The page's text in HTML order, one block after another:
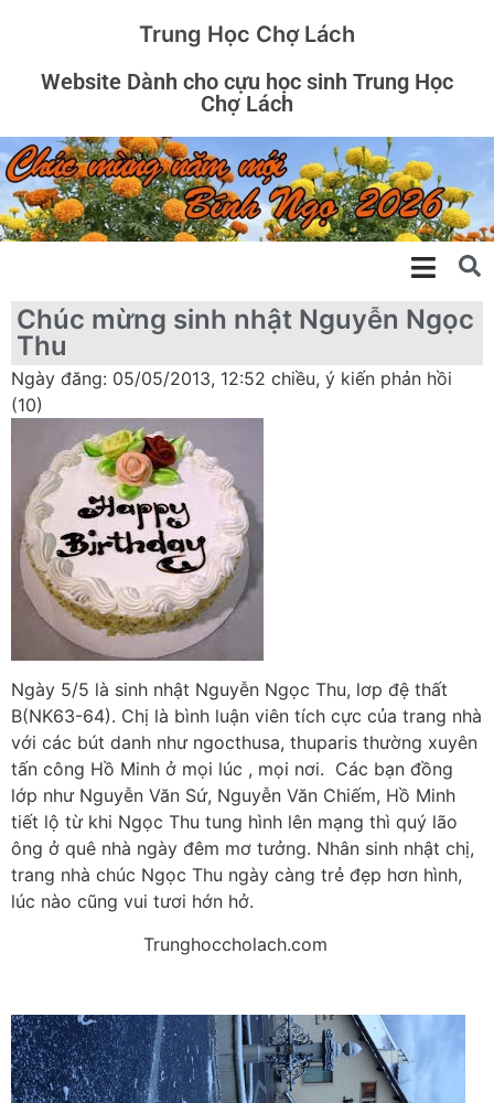
Trung Học Chợ Lách
Website Dành cho cựu học sinh Trung Học
Chợ Lách
Chúc mừng sinh nhật Nguyễn Ngọc
Thu
Ngày đăng: 05/05/2013, 12:52 chiều, ý kiến phản hồi
(10)
Ngày 5/5 là sinh nhật Nguyễn Ngọc Thu, lơp đệ thất
B(NK63-64). Chị là bình luận viên tích cực của trang nhà
với các bút danh như ngocthusa, thuparis thường xuyên
tấn công Hồ Minh ở mọi lúc , mọi nơi. Các bạn đồng
lớp như Nguyễn Văn Sứ, Nguyễn Văn Chiếm, Hồ Minh
tiết lộ từ khi Ngọc Thu tung hình lên mạng thì quý lão
ông ở quê nhà ngày đêm mơ tưởng. Nhân sinh nhật chị,
trang nhà chúc Ngọc Thu ngày càng trẻ đẹp hơn hình,
lúc nào cũng vui tươi hớn hở.
Trunghoccholach.com